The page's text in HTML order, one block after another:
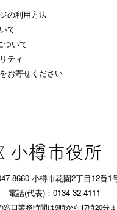
の利用方法
て
ついて
ティ
お寄せください
8660 小樽市花園2丁目12番1
電話(代表)：0134-32-4111
口業務時間は9時から17時20分ま